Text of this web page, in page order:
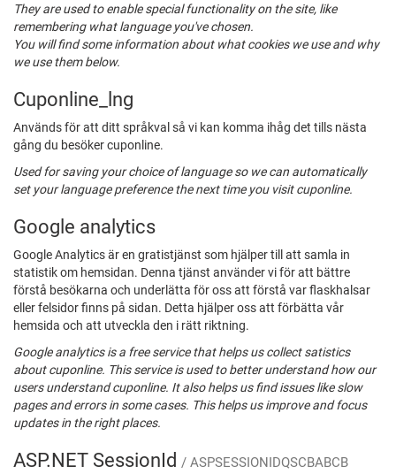
They are used to enable special functionality on the site, like
remembering what language you've chosen.
You will find some information about what cookies we use and why
we use them below.
Cuponline_lng
Används för att ditt språkval så vi kan komma ihåg det tills nästa
gång du besöker cuponline.
Used for saving your choice of language so we can automatically
set your language preference the next time you visit cuponline.
Google analytics
Google Analytics är en gratistjänst som hjälper till att samla in
statistik om hemsidan. Denna tjänst använder vi för att bättre
förstå besökarna och underlätta för oss att förstå var flaskhalsar
eller felsidor finns på sidan. Detta hjälper oss att förbätta vår
hemsida och att utveckla den i rätt riktning.
Google analytics is a free service that helps us collect satistics
about cuponline. This service is used to better understand how our
users understand cuponline. It also helps us find issues like slow
pages and errors in some cases. This helps us improve and focus
updates in the right places.
ASP.NET SessionId / ASPSESSIONIDQSCBABCB